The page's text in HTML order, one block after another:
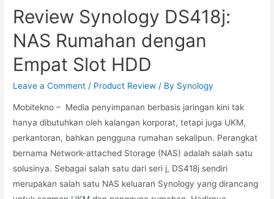
Review Synology DS418j:
NAS Rumahan dengan
Empat Slot HDD
Leave a Comment / Product Review / By Synology
Mobitekno – Media penyimpanan berbasis jaringan kini tak
hanya dibutuhkan oleh kalangan korporat, tetapi juga UKM,
perkantoran, bahkan pengguna rumahan sekalipun. Perangkat
bernama Network-attached Storage (NAS) adalah salah satu
solusinya. Sebagai salah satu dari seri j, DS418j sendiri
merupakan salah satu NAS keluaran Synology yang dirancang